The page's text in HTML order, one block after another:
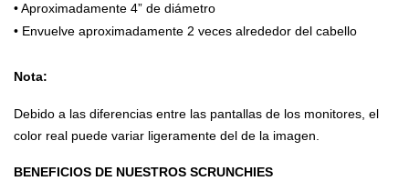
• Aproximadamente 4” de diámetro
• Envuelve aproximadamente 2 veces alrededor del cabello
Nota:
Debido a las diferencias entre las pantallas de los monitores, el
color real puede variar ligeramente del de la imagen.
BENEFICIOS DE NUESTROS SCRUNCHIES